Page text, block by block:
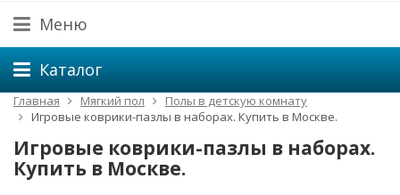
Меню
Каталог
Главная Мягкий пол
Полы в детскую комнату
Игровые коврики-пазлы в наборах. Купить в Москве.
Игровые коврики-пазлы в наборах.
Купить в Москве.